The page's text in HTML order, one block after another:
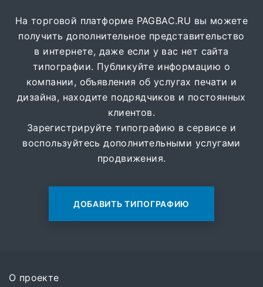
На торговой платформе PAGBAC.RU вы можете
получить дополнительное представительство
в интернете, даже если у вас нет сайта
типографии. Публикуйте информацию о
компании, объявления об услугах печати и
дизайна, находите подрядчиков и постоянных
клиентов.
Зарегистрируйте типографию в сервисе и
воспользуйтесь дополнительными услугами
продвижения.
ДОБАВИТЬ ТИПОГРАФИЮ
О проекте